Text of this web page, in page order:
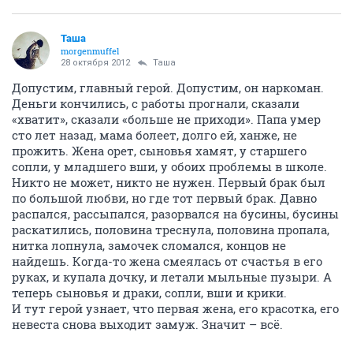
Таша
morgenmuffel
28 октября 2012 Таша
Допустим, главный герой. Допустим, он наркоман.
Деньги кончились, с работы прогнали, сказали
«хватит», сказали «больше не приходи». Папа умер
сто лет назад, мама болеет, долго ей, ханже, не
прожить. Жена орет, сыновья хамят, у старшего
сопли, у младшего вши, у обоих проблемы в школе.
Никто не может, никто не нужен. Первый брак был
по большой любви, но где тот первый брак. Давно
распался, рассыпался, разорвался на бусины, бусины
раскатились, половина треснула, половина пропала,
нитка лопнула, замочек сломался, концов не
найдешь. Когда-то жена смеялась от счастья в его
руках, и купала дочку, и летали мыльные пузыри. А
теперь сыновья и драки, сопли, вши и крики.
И тут герой узнает, что первая жена, его красотка, его
невеста снова выходит замуж. Значит – всё.